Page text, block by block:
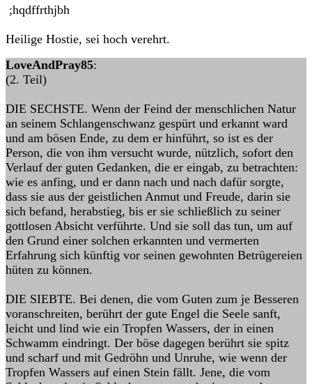
;hqdffrthjbh
Heilige Hostie, sei hoch verehrt.
LoveAndPray85:
(2. Teil)
DIE SECHSTE. Wenn der Feind der menschlichen Natur
an seinem Schlangenschwanz gespürt und erkannt ward
und am bösen Ende, zu dem er hinführt, so ist es der
Person, die von ihm versucht wurde, nützlich, sofort den
Verlauf der guten Gedanken, die er eingab, zu betrachten:
wie es anfing, und er dann nach und nach dafür sorgte,
dass sie aus der geistlichen Anmut und Freude, darin sie
sich befand, herabstieg, bis er sie schließlich zu seiner
gottlosen Absicht verführte. Und sie soll das tun, um auf
den Grund einer solchen erkannten und vermerten
Erfahrung sich künftig vor seinen gewohnten Betrügereien
hüten zu können.
DIE SIEBTE. Bei denen, die vom Guten zum je Besseren
voranschreiten, berührt der gute Engel die Seele sanft,
leicht und lind wie ein Tropfen Wassers, der in einen
Schwamm eindringt. Der böse dagegen berührt sie spitz
und scharf und mit Gedröhn und Unruhe, wie wenn der
Tropfen Wassers auf einen Stein fällt. Jene, die vom